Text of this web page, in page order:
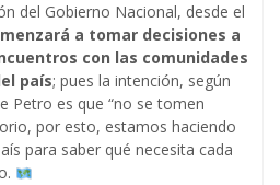
del Gobierno Nacional, desde el
a tomar decisiones a
con las comunidades
país; pues la intención, según
Petro es que “no se tomen
por esto, estamos haciendo
para saber qué necesita cada